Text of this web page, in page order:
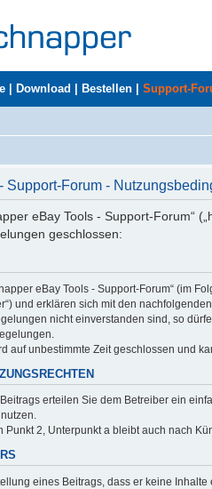
Download Bestellen Support-
Support-Forum -
eBay Tools - Support-Forum“
geschlossen:
eBay Tools - Support-Forum“ (im
und erklären sich mit den
nicht einverstanden sind, so
auf unbestimmte Zeit geschlossen und
erteilen Sie dem Betreiber ein
Punkt 2, Unterpunkt a bleibt auch nach
eines Beitrags, dass er keine